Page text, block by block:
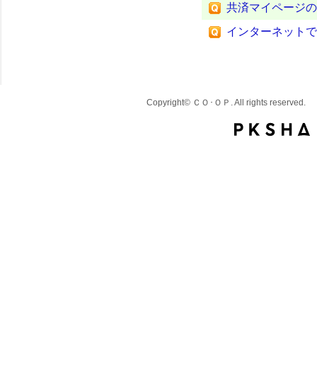
共済マイページ
インターネット
Copyright© ＣＯ･ＯＰ. All rights reserved.